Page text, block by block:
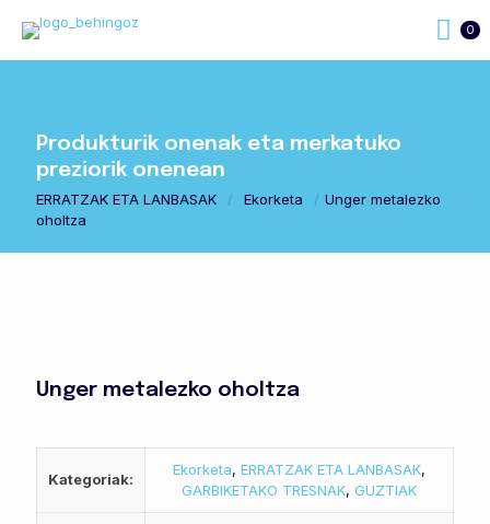
0
Produkturik onenak eta merkatuko
preziorik onenean
ERRATZAK ETA LANBASAK / Ekorketa / Unger metalezko
oholtza
Unger metalezko oholtza
Kategoriak:
Ekorketa, ERRATZAK ETA LANBASAK,
GARBIKETAKO TRESNAK, GUZTIAK